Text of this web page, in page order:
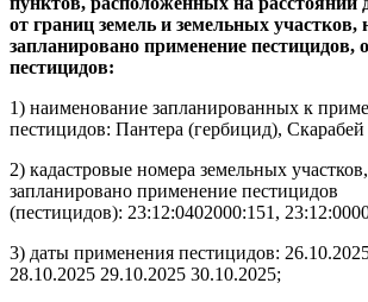
от границ земель и земельных участков,
запланировано применение пестицидов,
пестицидов:
1) наименование запланированных к
пестицидов: Пантера (гербицид),
2) кадастровые номера земельных
запланировано применение пестицидов
(пестицидов): 23:12:0402000:151,
3) даты применения пестицидов:
28.10.2025 29.10.2025 30.10.2025;